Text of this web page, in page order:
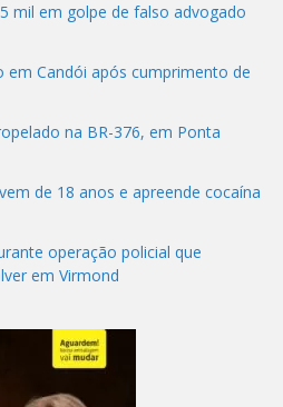
mil em golpe de falso advogado
em Candói após cumprimento de
na BR-376, em Ponta
de 18 anos e apreende cocaína
operação policial que
em Virmond